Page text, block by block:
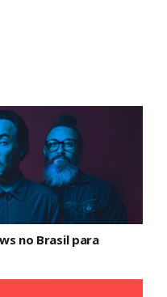
no Brasil para